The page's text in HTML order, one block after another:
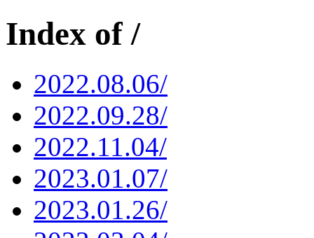
Index of /
2022.08.06/
2022.09.28/
2022.11.04/
2023.01.07/
2023.01.26/